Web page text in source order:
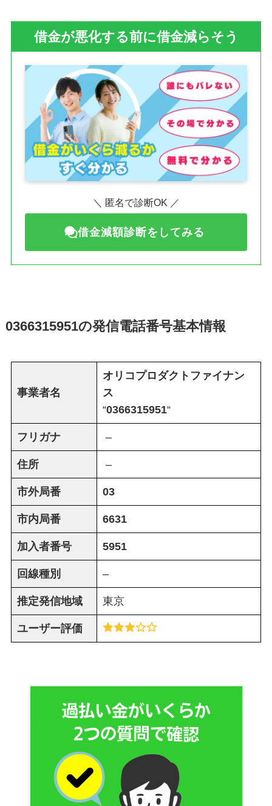
借金が悪化する前に借金減らそう
＼ 匿名で診断OK ／
借金減額診断をしてみる
0366315951の発信電話番号基本情報
事業者名
オリコプロダクトファイナン
ス
“0366315951“
フリガナ –
住所 –
市外局番 03
市内局番 6631
加入者番号 5951
回線種別 –
推定発信地域 東京
ユーザー評価